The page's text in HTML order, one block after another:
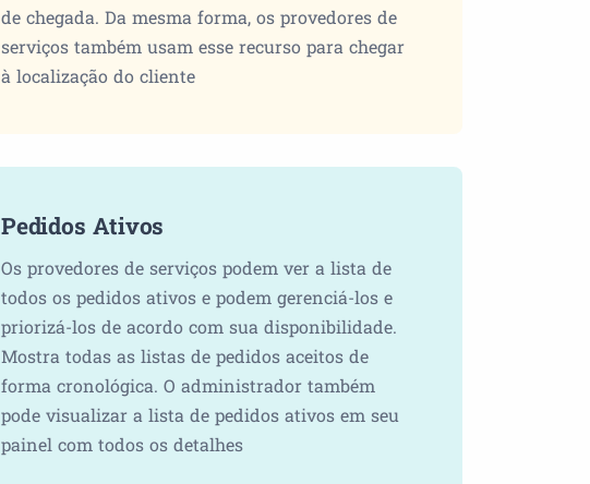
de chegada. Da mesma forma, os provedores de
serviços também usam esse recurso para chegar
à localização do cliente
Pedidos Ativos
Os provedores de serviços podem ver a lista de
todos os pedidos ativos e podem gerenciá-los e
priorizá-los de acordo com sua disponibilidade.
Mostra todas as listas de pedidos aceitos de
forma cronológica. O administrador também
pode visualizar a lista de pedidos ativos em seu
painel com todos os detalhes